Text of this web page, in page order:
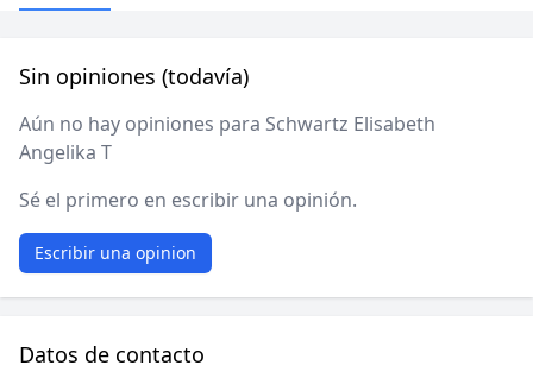
Sin opiniones (todavía)
Aún no hay opiniones para Schwartz Elisabeth
Angelika T
Sé el primero en escribir una opinión.
Escribir una opinion
Datos de contacto